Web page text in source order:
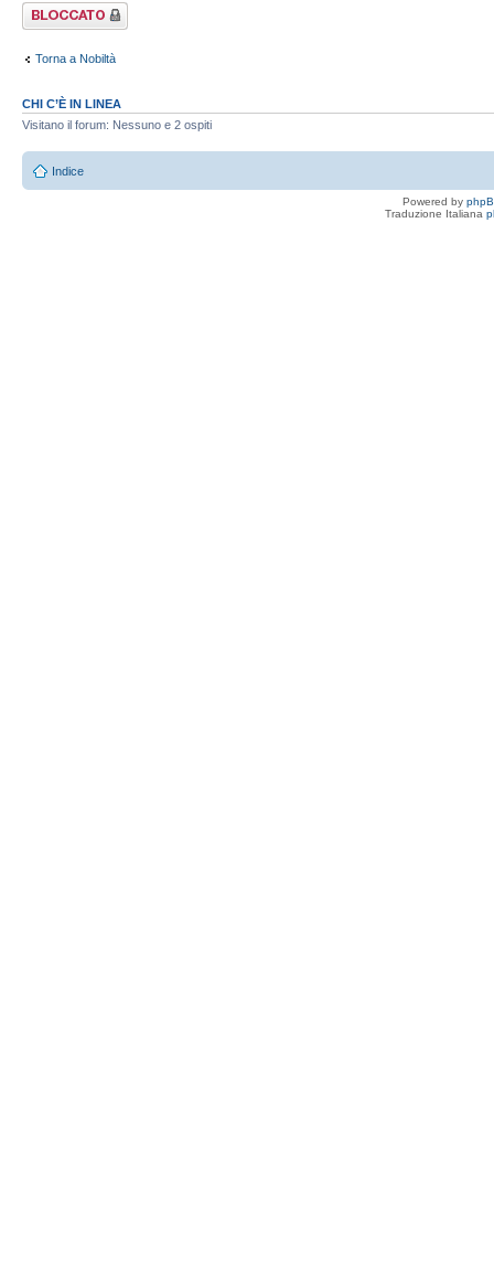
Argomento
bloccato
Torna a Nobiltà
CHI C’È IN LINEA
Visitano il forum: Nessuno e 2 ospiti
Indice
Powered by
Traduzione Italiana